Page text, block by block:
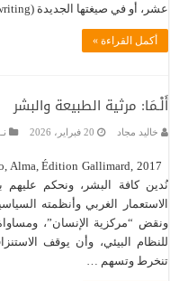
عشر، أو في صيغتها الجديدة (New nature writing) مع مطلع الألفية الثالثة تصادياً …
أكمل القراءة »
أَلْـمَا: مرثية الطبيعة والبشر
خاليد مجاد 20 فبراير، 2026
نُدين كافة البشر، ونحكم
الاستعمار الغربي وأنظمته
ونقض “مركزية الإنسان”،
للنظام البيئي، وأن يوقف
تنخرط وتسهم …